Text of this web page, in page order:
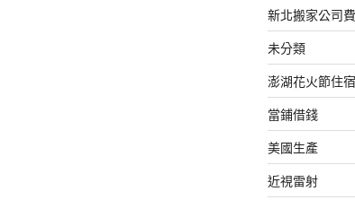
新北搬家公司
未分類
澎湖花火節住
當鋪借錢
美國生產
近視雷射